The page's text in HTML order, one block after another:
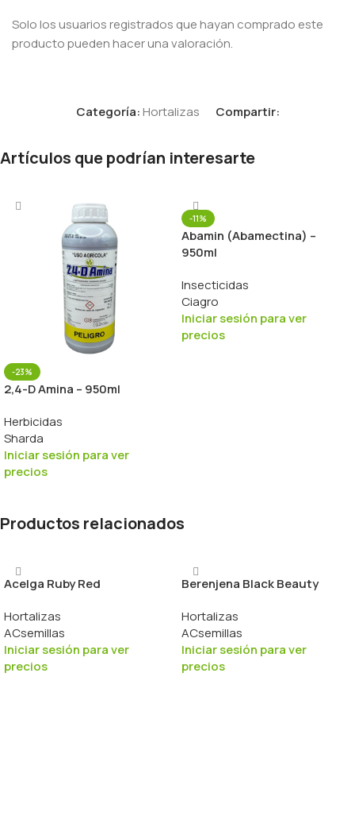
Solo los usuarios registrados que hayan comprado este
producto pueden hacer una valoración.
Categoría:Hortalizas Compartir:
Artículos que podrían interesarte
-23%
2,4-D Amina – 950ml
Herbicidas
Sharda
Iniciar sesión para ver
precios
-11%
Abamin (Abamectina) –
950ml
Insecticidas
Ciagro
Iniciar sesión para ver
precios
Productos relacionados
Acelga Ruby Red
Hortalizas
ACsemillas
Iniciar sesión para ver
precios
Berenjena Black Beauty
Hortalizas
ACsemillas
Iniciar sesión para ver
precios